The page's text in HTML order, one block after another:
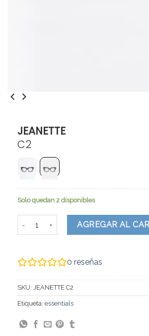
JEANETTE
C2
Solo quedan 2 disponibles
JEANETTE cantidadAGREGAR AL
0 reseñas
SKU: JEANETTE C2
Etiqueta: essentials